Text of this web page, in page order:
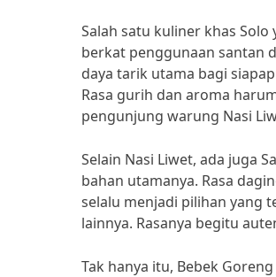
Salah satu kuliner khas
berkat penggunaan santan
daya tarik utama bagi
Rasa gurih dan aroma
pengunjung warung Nasi
Selain Nasi Liwet, ada juga
bahan utamanya. Rasa
selalu menjadi pilihan yang
lainnya. Rasanya begitu
Tak hanya itu, Bebek